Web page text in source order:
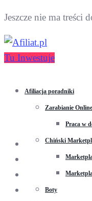
Jeszcze nie ma treści
Tu Inwestuje
Afiliacja poradniki
Zarabianie Online
Praca w
Chiński
Boty